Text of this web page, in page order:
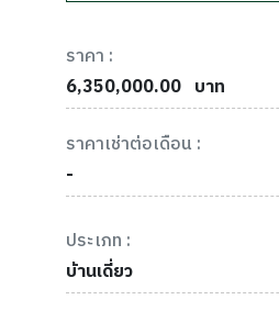
ราคา :
6,350,000.00 บาท
ราคาเช่าต่อเดือน :
-
ประเภท :
บ้านเดี่ยว